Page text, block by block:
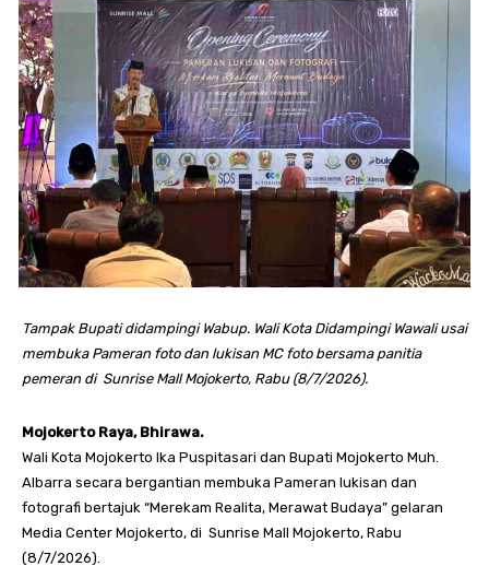
Tampak Bupati didampingi Wabup. Wali Kota Didampingi Wawali usai
membuka Pameran foto dan lukisan MC foto bersama panitia
pemeran di Sunrise Mall Mojokerto, Rabu (8/7/2026).
Mojokerto Raya, Bhirawa.
Wali Kota Mojokerto Ika Puspitasari dan Bupati Mojokerto Muh.
Albarra secara bergantian membuka Pameran lukisan dan
fotografi bertajuk “Merekam Realita, Merawat Budaya” gelaran
Media Center Mojokerto, di Sunrise Mall Mojokerto, Rabu
(8/7/2026).